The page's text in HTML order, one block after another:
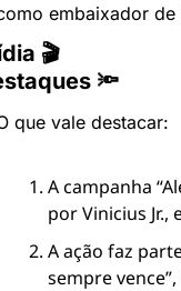
embaixador de
🎬
🔦
que vale destacar:
A campanha
por Vinicius Jr.,
A ação faz
sempre